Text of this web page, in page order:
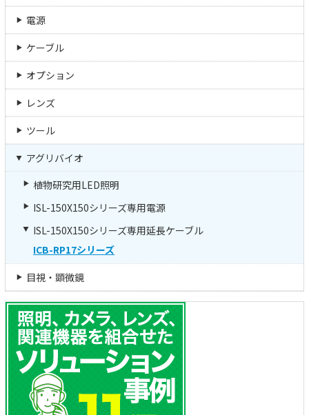
電源
ケーブル
オプション
レンズ
ツール
アグリバイオ
植物研究用LED照明
ISL-150X150シリーズ専用電源
ISL-150X150シリーズ専用延長ケーブル
ICB-RP17シリーズ
目視・顕微鏡